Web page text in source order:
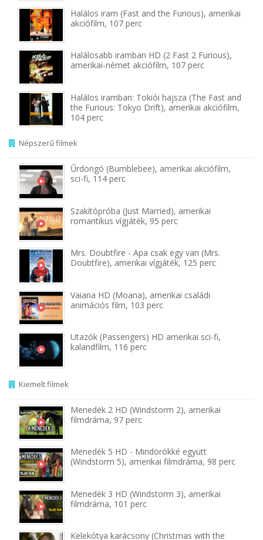
Halálos iram (Fast and the Furious), amerikai
akciófilm, 107 perc
Halálosabb iramban HD (2 Fast 2 Furious),
amerikai-német akciófilm, 107 perc
Halálos iramban: Tokiói hajsza (The Fast and
the Furious: Tokyo Drift), amerikai akciófilm,
104 perc
Népszerű filmek
Űrdongó (Bumblebee), amerikai akciófilm,
sci-fi, 114 perc
Szakítópróba (Just Married), amerikai
romantikus vígjáték, 95 perc
Mrs. Doubtfire - Apa csak egy van (Mrs.
Doubtfire), amerikai vígjáték, 125 perc
Vaiana HD (Moana), amerikai családi
animációs film, 103 perc
Utazók (Passengers) HD amerikai sci-fi,
kalandfilm, 116 perc
Kiemelt filmek
Menedék 2 HD (Windstorm 2), amerikai
filmdráma, 97 perc
Menedék 5 HD - Mindörökké együtt
(Windstorm 5), amerikai filmdráma, 98 perc
Menedék 3 HD (Windstorm 3), amerikai
filmdráma, 101 perc
Kelekótya karácsony (Christmas with the